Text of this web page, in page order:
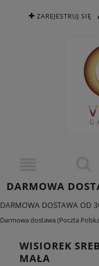
ZAREJESTRUJ SIĘ
DARMOWA
DARMOWA DOSTAWA OD
Darmowa dostawa (Poczta
WISIOREK
MAŁA